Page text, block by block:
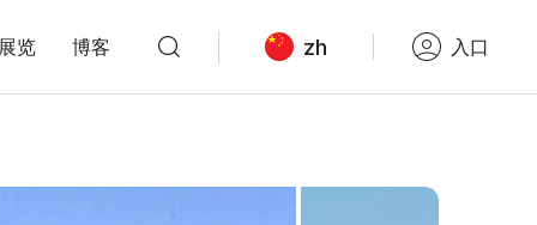
览 博客 zh 入口